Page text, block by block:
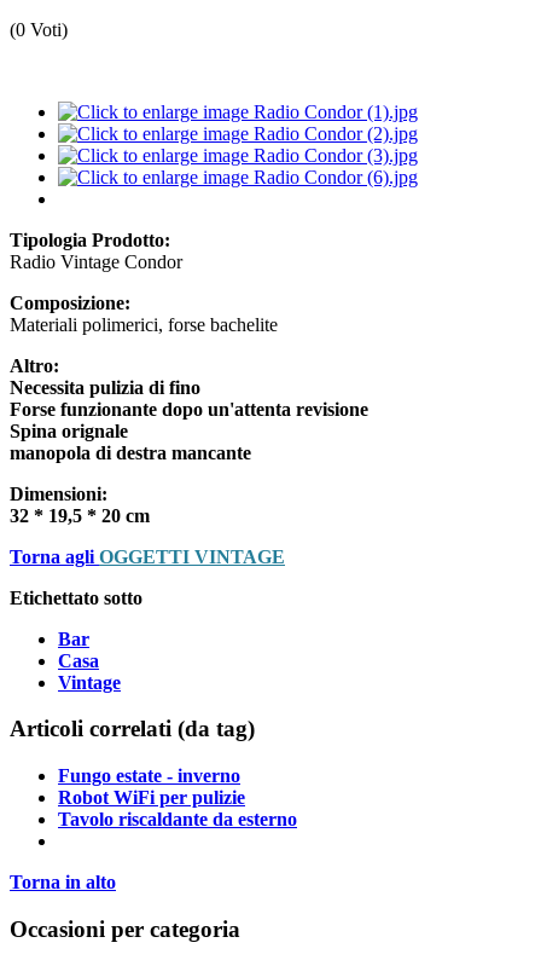
(0 Voti)
Tipologia Prodotto:
Radio Vintage Condor
Composizione:
Materiali polimerici, forse bachelite
Altro:
Necessita pulizia di fino
Forse funzionante dopo un'attenta revisione
Spina orignale
manopola di destra mancante
Dimensioni:
32 * 19,5 * 20 cm
Torna agli OGGETTI VINTAGE
Etichettato sotto
Bar
Casa
Vintage
Articoli correlati (da tag)
Fungo estate - inverno
Robot WiFi per pulizie
Tavolo riscaldante da esterno
Torna in alto
Occasioni per categoria